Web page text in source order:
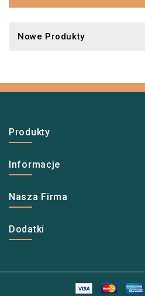
Nowe Produkty
Produkty
Informacje
Nasza Firma
Dodatki